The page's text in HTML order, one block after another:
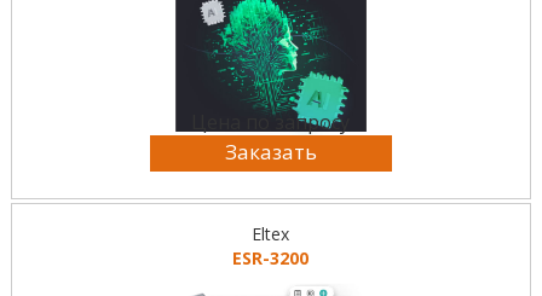
Цена по запросу
Заказать
Eltex
ESR-3200